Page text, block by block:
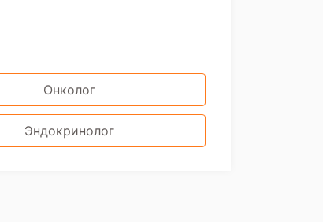
Онколог
Эндокринолог